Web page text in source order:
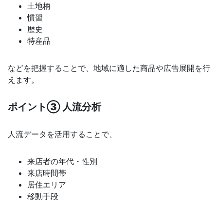
土地柄
慣習
歴史
特産品
などを把握することで、地域に適した商品や広告展開を行
えます。
ポイント③ 人流分析
人流データを活用することで、
来店者の年代・性別
来店時間帯
居住エリア
移動手段